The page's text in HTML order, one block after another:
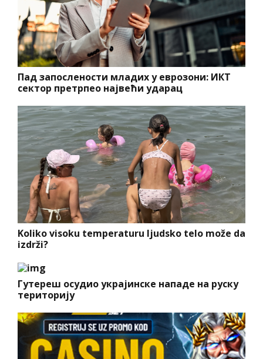
Пад запослености младих у еврозони: ИКТ
сектор претрпео највећи ударац
Koliko visoku temperaturu ljudsko telo može da
izdrži?
Гутереш осудио украјинске нападе на руску
територију